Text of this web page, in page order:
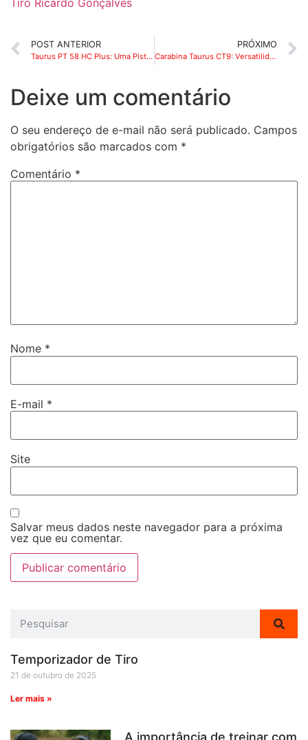
Temporizador de Tiro
21 de outubro de 2025
Ler mais »
A importância de treinar com
POST ANTERIOR
Taurus PT 58 HC Plus: Uma Pistola Icônica para Porte de Arma e Tiro Esportivo
PRÓXIMO
Carabina Taurus CT9: Versatilidade e Desempenho no Tiro Esportivo, muito vendida no Rio de Janeiro
Deixe um comentário
O seu endereço de e-mail não será publicado. Campos
obrigatórios são marcados com *
Comentário *
Nome *
E-mail *
Site
Salvar meus dados neste navegador para a próxima
vez que eu comentar.